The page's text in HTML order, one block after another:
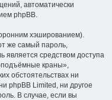
автоматически
phpBB.
хэшированием).
же самый пароль,
является средством доступа
краны»,
обстоятельствах ни
phpBB Limited, ни другое
В случае, если вы